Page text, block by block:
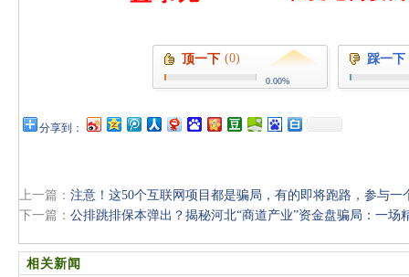
顶一下 (0)
0.00%
踩一下
分享到：
上一篇： 注意！这50个互联网项目都是骗局，有的即将跑路，参与一
下一篇： 公排跳排保本弹出？揭秘河北“商道产业”资金盘骗局：一场
相关新闻